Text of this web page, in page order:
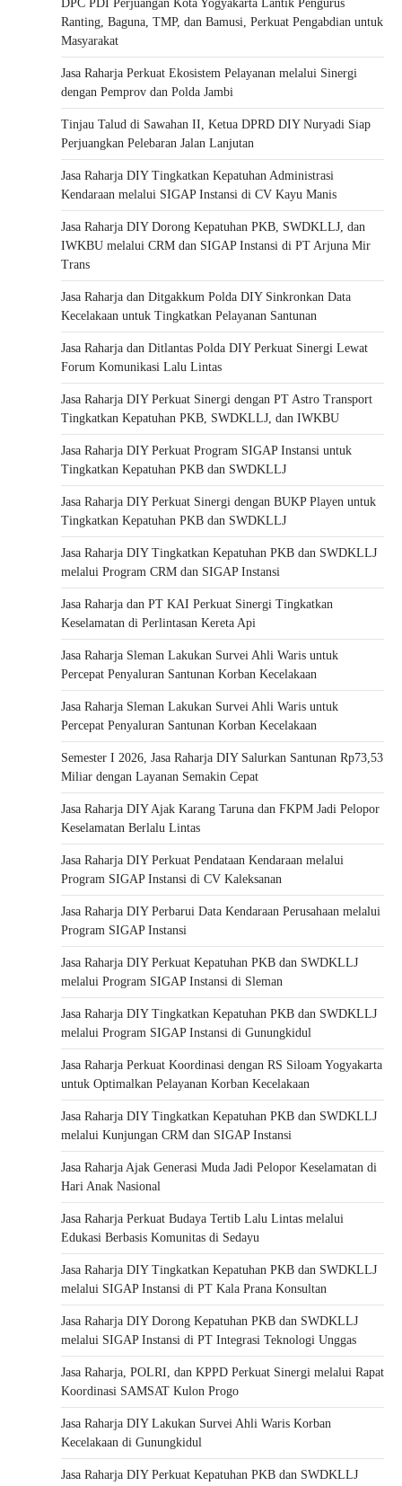
DPC PDI Perjuangan Kota Yogyakarta Lantik Pengurus
Ranting, Baguna, TMP, dan Bamusi, Perkuat Pengabdian untuk
Masyarakat
Jasa Raharja Perkuat Ekosistem Pelayanan melalui Sinergi
dengan Pemprov dan Polda Jambi
Tinjau Talud di Sawahan II, Ketua DPRD DIY Nuryadi Siap
Perjuangkan Pelebaran Jalan Lanjutan
Jasa Raharja DIY Tingkatkan Kepatuhan Administrasi
Kendaraan melalui SIGAP Instansi di CV Kayu Manis
Jasa Raharja DIY Dorong Kepatuhan PKB, SWDKLLJ, dan
IWKBU melalui CRM dan SIGAP Instansi di PT Arjuna Mir
Trans
Jasa Raharja dan Ditgakkum Polda DIY Sinkronkan Data
Kecelakaan untuk Tingkatkan Pelayanan Santunan
Jasa Raharja dan Ditlantas Polda DIY Perkuat Sinergi Lewat
Forum Komunikasi Lalu Lintas
Jasa Raharja DIY Perkuat Sinergi dengan PT Astro Transport
Tingkatkan Kepatuhan PKB, SWDKLLJ, dan IWKBU
Jasa Raharja DIY Perkuat Program SIGAP Instansi untuk
Tingkatkan Kepatuhan PKB dan SWDKLLJ
Jasa Raharja DIY Perkuat Sinergi dengan BUKP Playen untuk
Tingkatkan Kepatuhan PKB dan SWDKLLJ
Jasa Raharja DIY Tingkatkan Kepatuhan PKB dan SWDKLLJ
melalui Program CRM dan SIGAP Instansi
Jasa Raharja dan PT KAI Perkuat Sinergi Tingkatkan
Keselamatan di Perlintasan Kereta Api
Jasa Raharja Sleman Lakukan Survei Ahli Waris untuk
Percepat Penyaluran Santunan Korban Kecelakaan
Jasa Raharja Sleman Lakukan Survei Ahli Waris untuk
Percepat Penyaluran Santunan Korban Kecelakaan
Semester I 2026, Jasa Raharja DIY Salurkan Santunan Rp73,53
Miliar dengan Layanan Semakin Cepat
Jasa Raharja DIY Ajak Karang Taruna dan FKPM Jadi Pelopor
Keselamatan Berlalu Lintas
Jasa Raharja DIY Perkuat Pendataan Kendaraan melalui
Program SIGAP Instansi di CV Kaleksanan
Jasa Raharja DIY Perbarui Data Kendaraan Perusahaan melalui
Program SIGAP Instansi
Jasa Raharja DIY Perkuat Kepatuhan PKB dan SWDKLLJ
melalui Program SIGAP Instansi di Sleman
Jasa Raharja DIY Tingkatkan Kepatuhan PKB dan SWDKLLJ
melalui Program SIGAP Instansi di Gunungkidul
Jasa Raharja Perkuat Koordinasi dengan RS Siloam Yogyakarta
untuk Optimalkan Pelayanan Korban Kecelakaan
Jasa Raharja DIY Tingkatkan Kepatuhan PKB dan SWDKLLJ
melalui Kunjungan CRM dan SIGAP Instansi
Jasa Raharja Ajak Generasi Muda Jadi Pelopor Keselamatan di
Hari Anak Nasional
Jasa Raharja Perkuat Budaya Tertib Lalu Lintas melalui
Edukasi Berbasis Komunitas di Sedayu
Jasa Raharja DIY Tingkatkan Kepatuhan PKB dan SWDKLLJ
melalui SIGAP Instansi di PT Kala Prana Konsultan
Jasa Raharja DIY Dorong Kepatuhan PKB dan SWDKLLJ
melalui SIGAP Instansi di PT Integrasi Teknologi Unggas
Jasa Raharja, POLRI, dan KPPD Perkuat Sinergi melalui Rapat
Koordinasi SAMSAT Kulon Progo
Jasa Raharja DIY Lakukan Survei Ahli Waris Korban
Kecelakaan di Gunungkidul
Jasa Raharja DIY Perkuat Kepatuhan PKB dan SWDKLLJ